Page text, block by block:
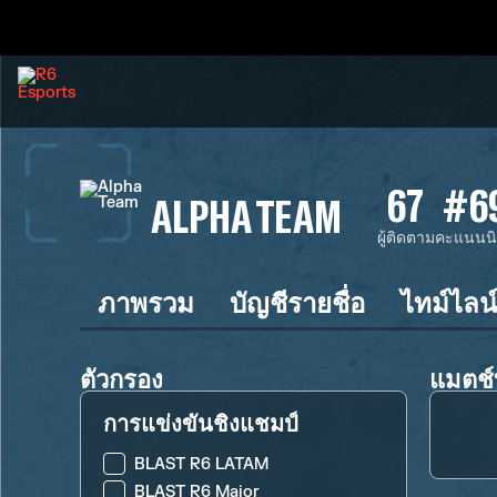
ALPHA TEAM 67
ผู้ติดตามคะแนน
ภาพรวม บัญชีรายชื่อ ไทม์ไลน์
ตัวกรอง
การแข่งขันชิงแชมป์
BLAST R6 LATAM
BLAST R6 Major
แมต